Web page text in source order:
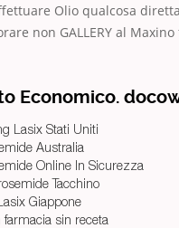
Olio qualcosa
non GALLERY al
Economico.
Lasix Stati Uniti
Australia
Online In Sicurezza
Tacchino
Giappone
sin receta